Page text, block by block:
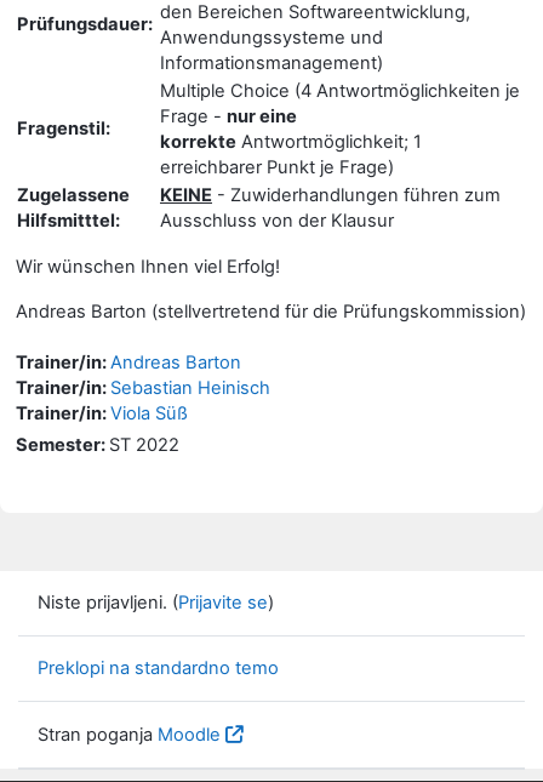
Prüfungsdauer:
den Bereichen Softwareentwicklung,
Anwendungssysteme und
Informationsmanagement)
Fragenstil:
Multiple Choice (4 Antwortmöglichkeiten je
Frage - nur eine
korrekte Antwortmöglichkeit; 1
erreichbarer Punkt je Frage)
Zugelassene
Hilfsmitttel:
KEINE - Zuwiderhandlungen führen zum
Ausschluss von der Klausur
Wir wünschen Ihnen viel Erfolg!
Andreas Barton (stellvertretend für die Prüfungskommission)
Trainer/in:Andreas Barton
Trainer/in: Sebastian Heinisch
Trainer/in:Viola Süß
Semester: ST 2022
Niste prijavljeni. (Prijavite se)
Preklopi na standardno temo
Stran poganja Moodle